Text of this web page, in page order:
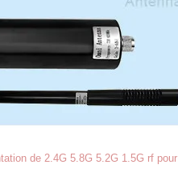
de 2.4G 5.8G 5.2G 1.5G rf